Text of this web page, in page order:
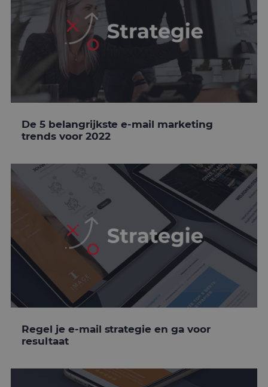
De 5 belangrijkste e-mail marketing
trends voor 2022
Regel je e-mail strategie en ga voor
resultaat